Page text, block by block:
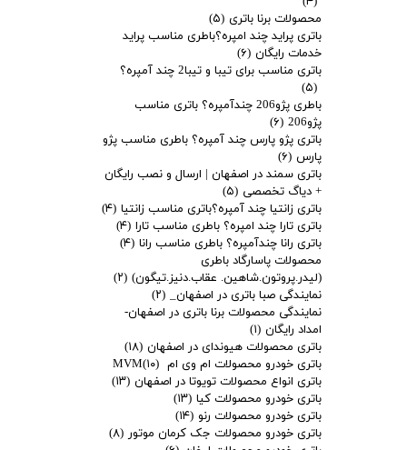
محصولات برنا باتری (۵)
باتری پراید چند امپره؟باطری مناسب پراید
خدمات رایگان (۶)
باتری مناسب برای تیبا و تیبا2 چند آمپره؟
(۵)
باطری پژو206 چندآمپره؟ باتری مناسب
پژو206
(۶)
باتری پژو پارس چند آمپره؟ باطری مناسب پژو
پارس (۶)
باتری سمند در اصفهان | ارسال و نصب رایگان
+ دیاگ تخصصی (۵)
باتری زانتیا چند آمپره؟باتری مناسب زانتیا (۴)
باتری تارا چند امپره؟ باطری مناسب تارا (۴)
باتری رانا چندآمپره؟ باطری مناسب رانا (۴)
محصولات پاسارگاد باطری
(لیدر.پروتون.شاهین. عقاب.دنیز.تیگون) (۲)
نمایندگی صبا باتری در اصفهان_
(۲)
نمایندگی محصولات برنا باتری در اصفهان-
امداد رایگان (۱)
باتری محصولات هیوندای در اصفهان (۱۸)
باتری خودرو محصولات ام وی ام MVM (۱۰)
باتری انواع محصولات تویوتا در اصفهان (۱۳)
باتری خودرو محصولات کیا (۱۳)
باتری خودرو محصولات رنو (۱۴)
باتری خودرو محصولات جک کرمان موتور (۸)